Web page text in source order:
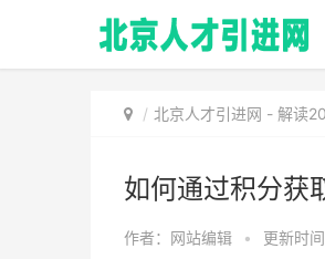
北京人才引进网 - 解读
如何通过积分获
作者：网站编辑 • 更新时